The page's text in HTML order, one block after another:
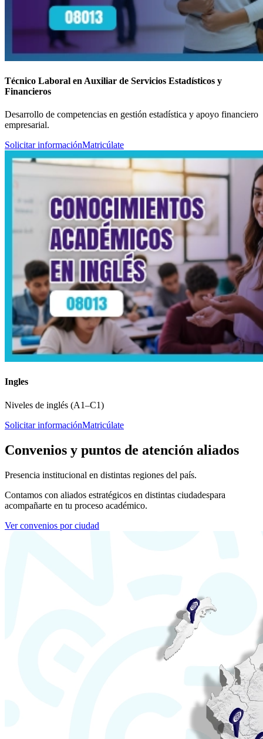
Técnico Laboral en Auxiliar de Servicios Estadísticos y
Financieros
Desarrollo de competencias en gestión estadística y apoyo financiero
empresarial.
Solicitar informaciónMatricúlate
Ingles
Niveles de inglés (A1–C1)
Solicitar informaciónMatricúlate
Convenios y puntos de atención aliados
Presencia institucional en distintas regiones del país.
Contamos con aliados estratégicos en distintas ciudadespara
acompañarte en tu proceso académico.
Ver convenios por ciudad